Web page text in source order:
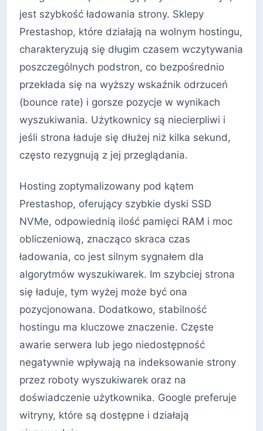
jest szybkość ładowania strony. Sklepy
Prestashop, które działają na wolnym hostingu,
charakteryzują się długim czasem wczytywania
poszczególnych podstron, co bezpośrednio
przekłada się na wyższy wskaźnik odrzuceń
(bounce rate) i gorsze pozycje w wynikach
wyszukiwania. Użytkownicy są niecierpliwi i
jeśli strona ładuje się dłużej niż kilka sekund,
często rezygnują z jej przeglądania.
Hosting zoptymalizowany pod kątem
Prestashop, oferujący szybkie dyski SSD
NVMe, odpowiednią ilość pamięci RAM i moc
obliczeniową, znacząco skraca czas
ładowania, co jest silnym sygnałem dla
algorytmów wyszukiwarek. Im szybciej strona
się ładuje, tym wyżej może być ona
pozycjonowana. Dodatkowo, stabilność
hostingu ma kluczowe znaczenie. Częste
awarie serwera lub jego niedostępność
negatywnie wpływają na indeksowanie strony
przez roboty wyszukiwarek oraz na
doświadczenie użytkownika. Google preferuje
witryny, które są dostępne i działają